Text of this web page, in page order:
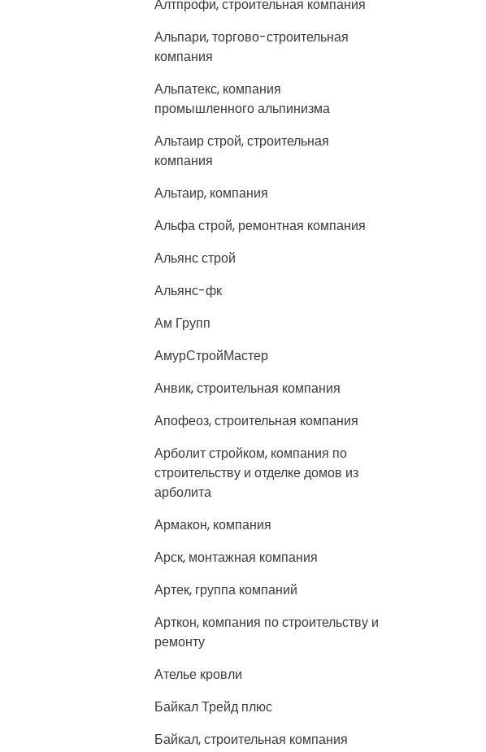
Алтпрофи, строительная компания
Альпари, торгово-строительная
компания
Альпатекс, компания
промышленного альпинизма
Альтаир строй, строительная
компания
Альтаир, компания
Альфа строй, ремонтная компания
Альянс строй
Альянс-фк
Ам Групп
АмурСтройМастер
Анвик, строительная компания
Апофеоз, строительная компания
Арболит стройком, компания по
строительству и отделке домов из
арболита
Армакон, компания
Арск, монтажная компания
Артек, группа компаний
Арткон, компания по строительству и
ремонту
Ателье кровли
Байкал Трейд плюс
Байкал, строительная компания